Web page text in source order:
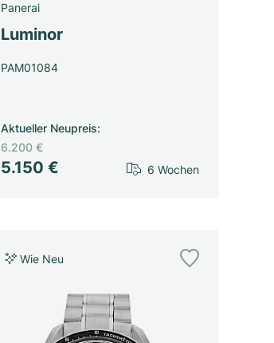
Panerai
Luminor
PAM01084
5.150 €
Aktueller Neupreis:
6.200 €
6 Wochen
Wie Neu